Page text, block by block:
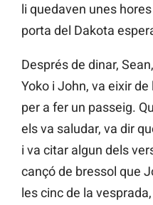
li quedaven unes
porta del Dakota
Després de dinar,
Yoko i John, va eixir
per a fer un passeig.
els va saludar, va dir
i va citar algun dels
cançó de bressol que
les cinc de la